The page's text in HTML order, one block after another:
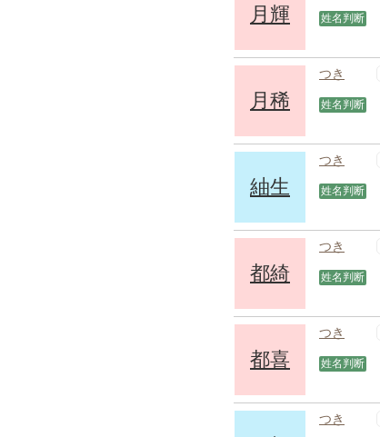
月輝 姓名判断
月稀
つき
姓名判断
紬生
つき
姓名判断
都綺
つき
姓名判断
都喜
つき
姓名判断
つき